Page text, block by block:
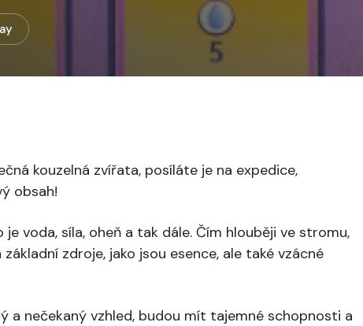
kouzelná zvířata, posíláte je na expedice,
obsah!
voda, síla, oheň a tak dále. Čím hlouběji ve stromu,
zdroje, jako jsou esence, ale také vzácné
a nečekaný vzhled, budou mít tajemné schopnosti a